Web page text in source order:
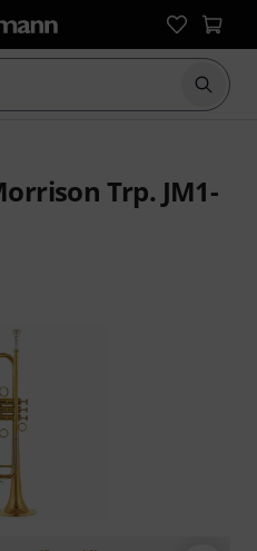
Suche
Trp. JM1-
aus 10 Kundenbewertungen